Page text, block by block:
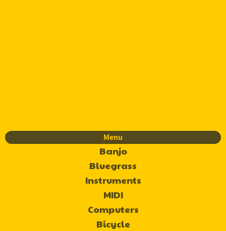
Menu
Banjo
Bluegrass
Instruments
MIDI
Computers
Bicycle